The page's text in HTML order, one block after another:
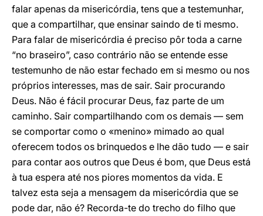
falar apenas da misericórdia, tens que a testemunhar,
que a compartilhar, que ensinar saindo de ti mesmo.
Para falar de misericórdia é preciso pôr toda a carne
“no braseiro”, caso contrário não se entende esse
testemunho de não estar fechado em si mesmo ou nos
próprios interesses, mas de sair. Sair procurando
Deus. Não é fácil procurar Deus, faz parte de um
caminho. Sair compartilhando com os demais — sem
se comportar como o «menino» mimado ao qual
oferecem todos os brinquedos e lhe dão tudo — e sair
para contar aos outros que Deus é bom, que Deus está
à tua espera até nos piores momentos da vida. E
talvez esta seja a mensagem da misericórdia que se
pode dar, não é? Recorda-te do trecho do filho que